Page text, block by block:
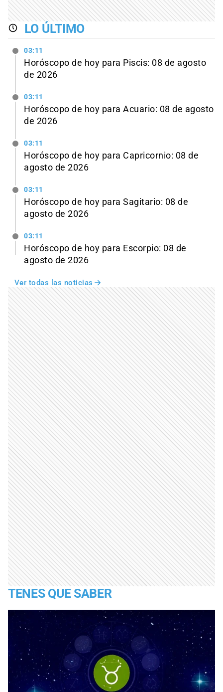
LO ÚLTIMO
03:11
Horóscopo de hoy para Piscis: 08 de agosto
de 2026
03:11
Horóscopo de hoy para Acuario: 08 de agosto
de 2026
03:11
Horóscopo de hoy para Capricornio: 08 de
agosto de 2026
03:11
Horóscopo de hoy para Sagitario: 08 de
agosto de 2026
03:11
Horóscopo de hoy para Escorpio: 08 de
agosto de 2026
Ver todas las noticias
TENES QUE SABER